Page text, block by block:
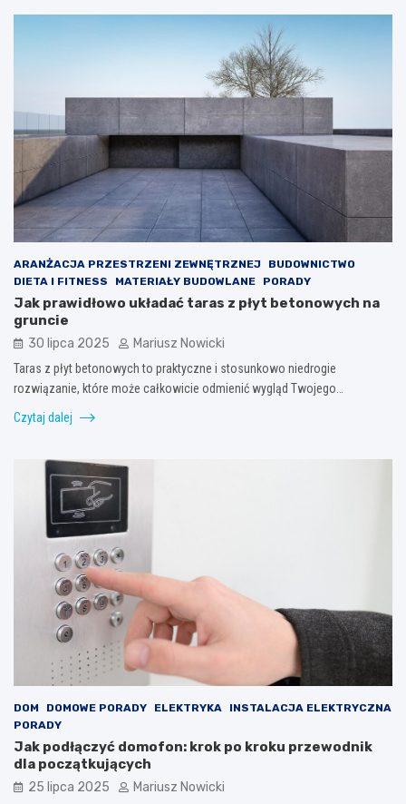
ARANŻACJA PRZESTRZENI ZEWNĘTRZNEJ
BUDOWNICTWO
DIETA I FITNESS
MATERIAŁY BUDOWLANE PORADY
Jak prawidłowo układać taras z płyt betonowych na
gruncie
30 lipca 2025 Mariusz Nowicki
Taras z płyt betonowych to praktyczne i stosunkowo niedrogie
rozwiązanie, które może całkowicie odmienić wygląd Twojego…
Czytaj dalej
DOM DOMOWE PORADY ELEKTRYKA
INSTALACJA ELEKTRYCZNA
PORADY
Jak podłączyć domofon: krok po kroku przewodnik
dla początkujących
25 lipca 2025 Mariusz Nowicki